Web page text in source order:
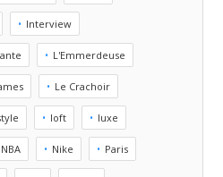
Interview
L'Emmerdeuse
Le Crachoir
loft luxe
NBA Nike Paris